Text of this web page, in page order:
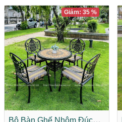
Giảm: 35 %